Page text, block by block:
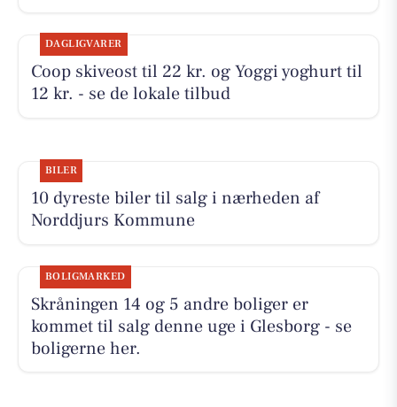
DAGLIGVARER
Coop skiveost til 22 kr. og Yoggi yoghurt til
12 kr. - se de lokale tilbud
BILER
10 dyreste biler til salg i nærheden af
Norddjurs Kommune
BOLIGMARKED
Skråningen 14 og 5 andre boliger er
kommet til salg denne uge i Glesborg - se
boligerne her.